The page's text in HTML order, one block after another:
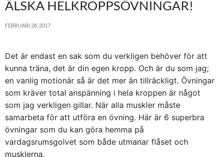
ÄLSKA HELKROPPSÖVNINGAR!
FEBRUARI 28, 2017
Det är endast en sak som du verkligen behöver för att
kunna träna, det är din egen kropp. Och är du som jag;
en vanlig motionär så är det mer än tillräckligt. Övningar
som kräver total anspänning i hela kroppen är något
som jag verkligen gillar. När alla muskler måste
samarbeta för att utföra en övning. Här är 6 superbra
övningar som du kan göra hemma på
vardagsrumsgolvet som både utmanar flåset och
musklerna.